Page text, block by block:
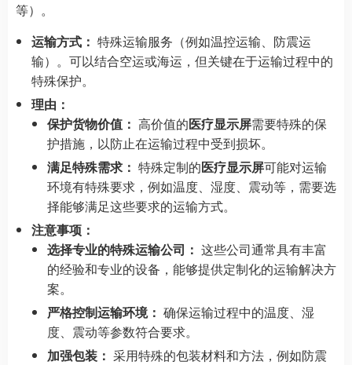
等）。
运输方式： 特殊运输服务（例如温控运输、防震运
输）。可以结合空运或海运，但关键在于运输过程中的
特殊保护。
理由：
保护货物价值： 高价值的医疗显示屏需要特殊的保
护措施，以防止在运输过程中受到损坏。
满足特殊需求： 特殊定制的医疗显示屏可能对运输
环境有特殊要求，例如温度、湿度、震动等，需要选
择能够满足这些要求的运输方式。
注意事项：
选择专业的特殊运输公司： 这些公司通常具有丰富
的经验和专业的设备，能够提供定制化的运输解决方
案。
严格控制运输环境： 确保运输过程中的温度、湿
度、震动等参数符合要求。
加强包装： 采用特殊的包装材料和方法，例如防震